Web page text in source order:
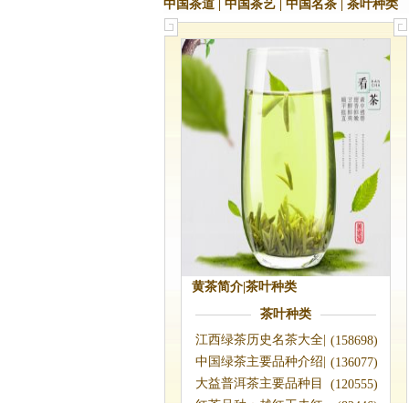
中国茶道| 中国茶艺| 中国名茶| 茶叶种类
黄茶简介|茶叶种类
茶叶种类
(158698)
江西绿茶历史名茶大全|
江西绿茶有
(136077)
中国绿茶主要品种介绍|
绿茶种类
(120555)
大益普洱茶主要品种目